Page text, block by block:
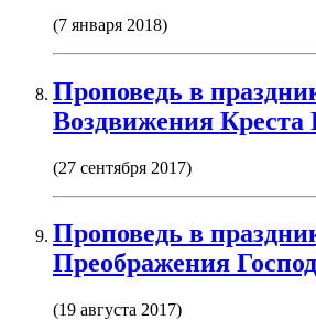
(7 января 2018)
Проповедь в
Воздвижения Креста
(27 сентября 2017)
Проповедь в
Преображения
(19 августа 2017)